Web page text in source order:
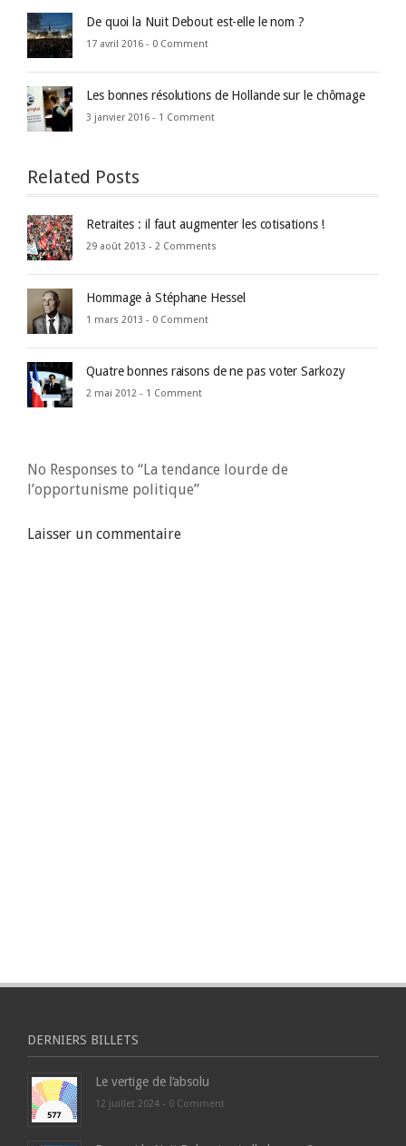
De quoi la Nuit Debout est-elle le nom ?
17 avril 2016 - 0 Comment
Les bonnes résolutions de Hollande sur le chômage
3 janvier 2016 - 1 Comment
Related Posts
Retraites : il faut augmenter les cotisations !
29 août 2013 - 2 Comments
Hommage à Stéphane Hessel
1 mars 2013 - 0 Comment
Quatre bonnes raisons de ne pas voter Sarkozy
2 mai 2012 - 1 Comment
No Responses to “La tendance lourde de
l’opportunisme politique”
Laisser un commentaire
DERNIERS BILLETS
Le vertige de l’absolu
12 juillet 2024 - 0 Comment